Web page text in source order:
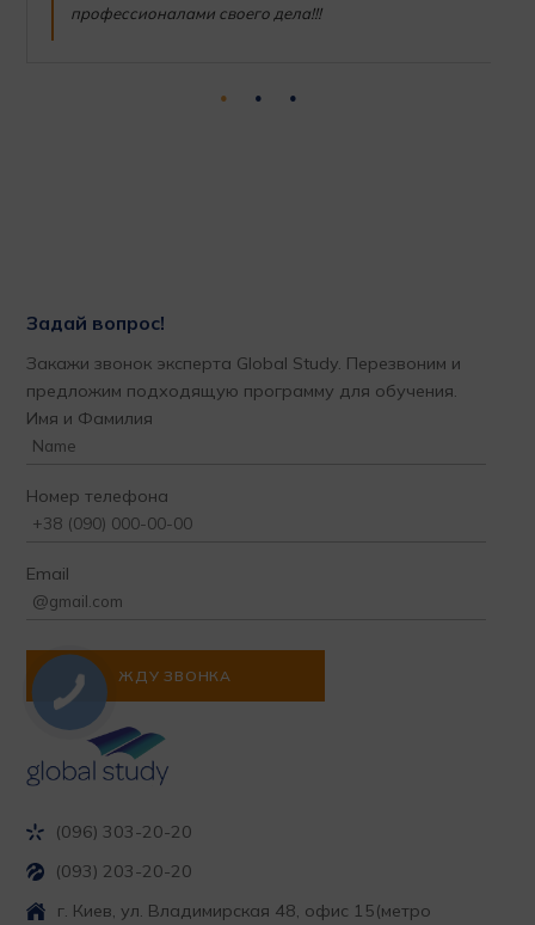
профессионалами своего дела!!!
(096) 303-20-20
(093) 203-20-20
г. Киев, ул. Владимирская 48, офис 15(метро
Задай вопрос!
Закажи звонок эксперта Global Study. Перезвоним и
предложим подходящую программу для обучения.
Имя и Фамилия
Номер телефона
Email